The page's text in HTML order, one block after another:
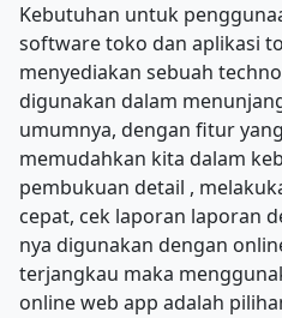
Kebutuhan untuk
software toko dan aplikasi
menyediakan sebuah
digunakan dalam
umumnya, dengan fitur
memudahkan kita dalam
pembukuan detail ,
cepat, cek laporan laporan
nya digunakan dengan
terjangkau maka
online web app adalah